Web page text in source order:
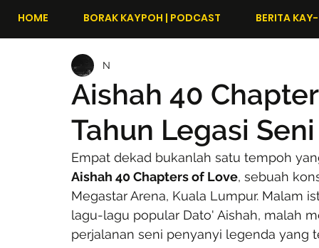
HOME BORAK KAYPOH | PODCAST BERITA
Aishah 40
Tahun Legasi
N
Empat dekad bukanlah satu tempoh
Aishah 40 Chapters of Love, sebuah
Megastar Arena, Kuala Lumpur. Malam
lagu-lagu popular Dato' Aishah, malah
perjalanan seni penyanyi legenda yang